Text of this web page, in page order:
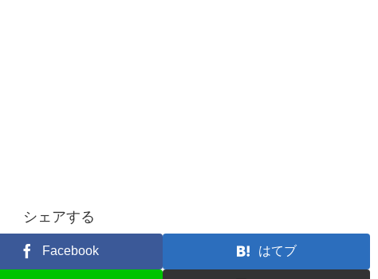
シェアする
Facebook はてブ